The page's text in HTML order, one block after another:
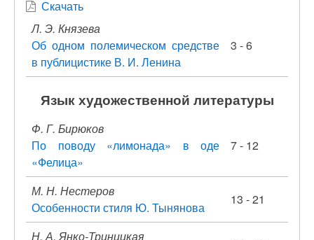
Скачать
Л. Э. Князева
Об одном полемическом средстве
в публицистике В. И. Ленина
3 - 6
Язык художественной литературы
Ф. Г. Бирюков
По поводу «лимонада» в оде
«Фелица»
7 - 12
М. Н. Нестеров
Особенности стиля Ю. Тынянова
13 - 21
Н. А. Янко-Триницкая